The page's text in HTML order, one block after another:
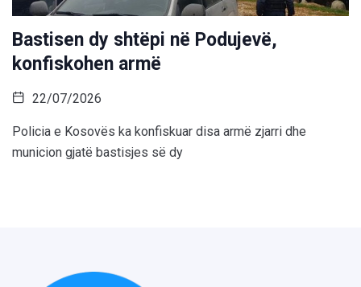
Bastisen dy shtëpi në Podujevë,
konfiskohen armë
22/07/2026
Policia e Kosovës ka konfiskuar disa armë zjarri dhe
municion gjatë bastisjes së dy